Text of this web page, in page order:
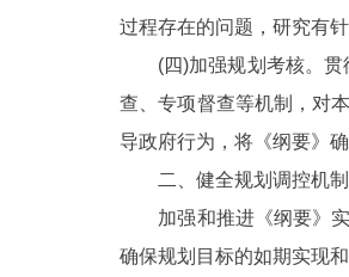
多语种
ENGLISH
DEUTSCH
过程存在的问题，研究有
(四)加强规划考核。贯彻
查、专项督查等机制，对
导政府行为，将《纲要》
二、健全规划调控机制
加强和推进《纲要》实
确保规划目标的如期实现